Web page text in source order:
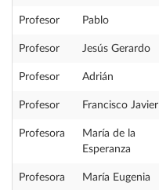
Profesor Pablo
Profesor Jesús Gerardo
Profesor Adrián
Profesor Francisco Javier
Profesora
María de la
Esperanza
Profesora María Eugenia